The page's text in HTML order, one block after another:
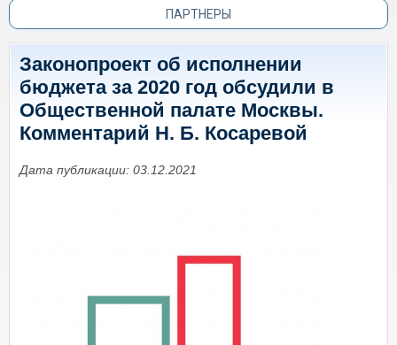
ПАРТНЕРЫ
Законопроект об исполнении
бюджета за 2020 год обсудили в
Общественной палате Москвы.
Комментарий Н. Б. Косаревой
Дата публикации: 03.12.2021